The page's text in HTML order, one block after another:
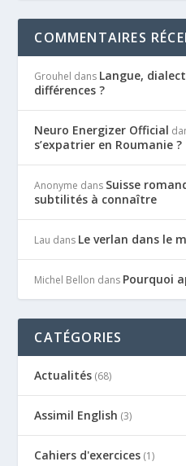
COMMENTAIRES
Grouhel dans Langue,
différences ?
Neuro Energizer Official
s’expatrier en Roumanie ?
Anonyme dans Suisse
subtilités à connaître
Lau dans Le verlan dans le
Michel Bellon dans Pourquoi
CATÉGORIES
Actualités (68)
Assimil English (3)
Cahiers d'exercices (1)